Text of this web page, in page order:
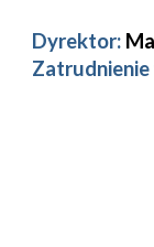
Dyrektor:
Zatrudnienie